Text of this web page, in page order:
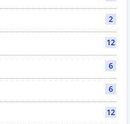
2
12
6
6
12